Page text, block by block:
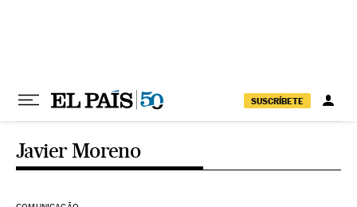
SUSCRÍBETE
Javier Moreno